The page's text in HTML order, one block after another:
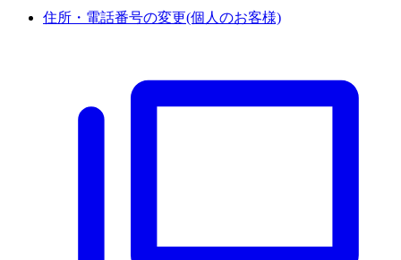
住所・電話番号の変更(個人のお客様)